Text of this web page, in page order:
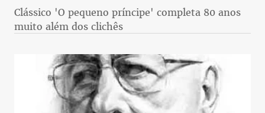
Clássico 'O pequeno príncipe' completa 80 anos
muito além dos clichês